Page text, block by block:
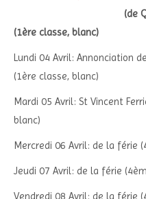
(de
(1ère classe, blanc)
Lundi 04 Avril: Annonciation
(1ère classe, blanc)
Mardi 05 Avril: St Vincent
blanc)
Mercredi 06 Avril: de la férie
Jeudi 07 Avril: de la férie
Vendredi 08 Avril: de la férie